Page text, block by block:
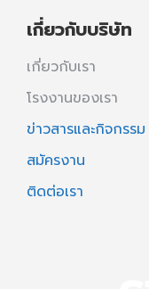
เกี่ยวกับบริษัท
เกี่ยวกับเรา
โรงงานของเรา
ข่าวสารและกิจกรรม
สมัครงาน
ติดต่อเรา